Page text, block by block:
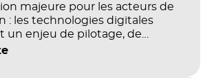
majeure pour les acteurs de
: les technologies digitales
un enjeu de pilotage, de
et de preuve de valeur. IA,